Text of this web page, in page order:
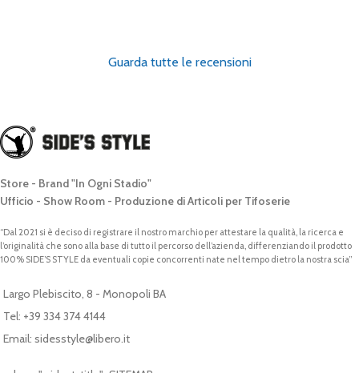
Guarda tutte le recensioni
Store - Brand "In Ogni Stadio"
Ufficio - Show Room - Produzione di Articoli per Tifoserie
“Dal 2021 si è deciso di registrare il nostro marchio per attestare la qualità, la ricerca e
l’originalità che sono alla base di tutto il percorso dell’azienda, differenziando il prodotto
100% SIDE’S STYLE da eventuali copie concorrenti nate nel tempo dietro la nostra scia”
Largo Plebiscito, 8 - Monopoli BA
Tel: +39 334 374 4144
Email: sidesstyle@libero.it